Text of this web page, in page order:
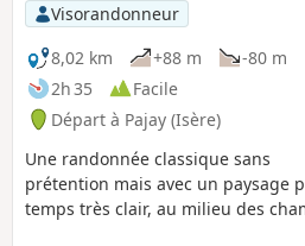
Visorandonneur
8,02 km
+88 m
-80 m
2h 35
Facile
Départ à Pajay (Isère)
Une randonnée classique sans
prétention mais avec un paysage
temps très clair, au milieu des